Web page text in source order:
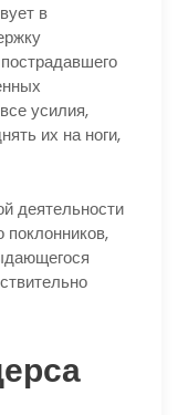
в
усилия,
их на ноги,
деятельности